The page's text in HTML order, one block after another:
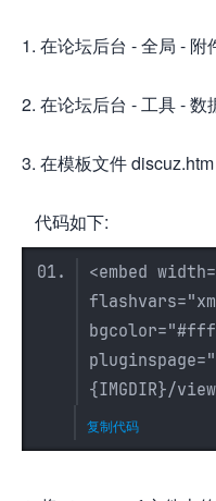
1. 在论坛后台 - 全局 -
2. 在论坛后台 - 工具 -
3. 在模板文件
代码如下:
<embed
{IMGDIR}/
复制代码